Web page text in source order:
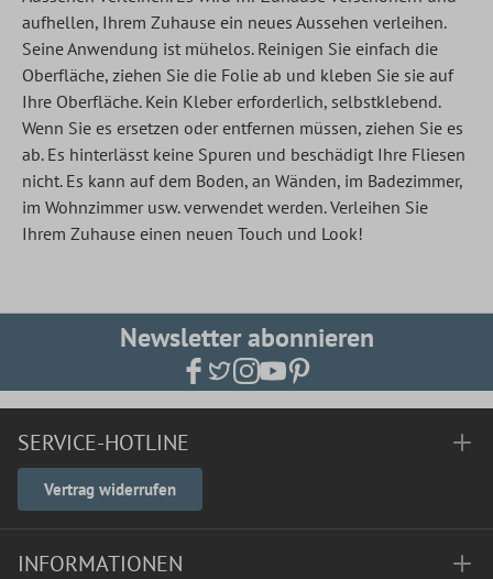
aufhellen, Ihrem Zuhause ein neues Aussehen verleihen.
Seine Anwendung ist mühelos. Reinigen Sie einfach die
Oberfläche, ziehen Sie die Folie ab und kleben Sie sie auf
Ihre Oberfläche. Kein Kleber erforderlich, selbstklebend.
Wenn Sie es ersetzen oder entfernen müssen, ziehen Sie es
ab. Es hinterlässt keine Spuren und beschädigt Ihre Fliesen
nicht. Es kann auf dem Boden, an Wänden, im Badezimmer,
im Wohnzimmer usw. verwendet werden. Verleihen Sie
Ihrem Zuhause einen neuen Touch und Look!
Newsletter abonnieren
SERVICE-HOTLINE
Vertrag widerrufen
INFORMATIONEN